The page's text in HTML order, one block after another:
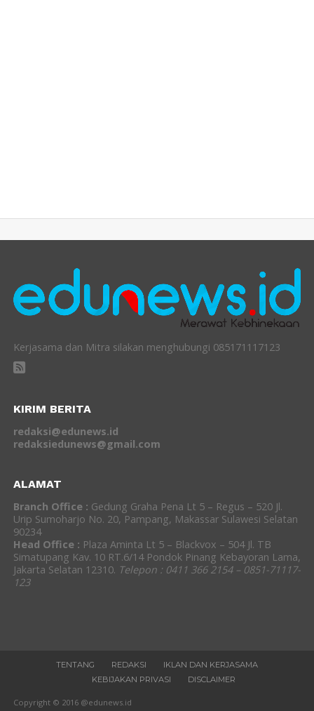
Kerjasama dan Mitra silakan menghubungi 085171117123
KIRIM BERITA
redaksi@edunews.id
redaksiedunews@gmail.com
ALAMAT
Branch Office : Gedung Graha Pena Lt 5 – Regus – 520 Jl.
Urip Sumoharjo No. 20, Pampang, Makassar Sulawesi Selatan
90234
Head Office : Plaza Aminta Lt 5 – Blackvox – 504 Jl. TB
Simatupang Kav. 10 RT.6/14 Pondok Pinang Kebayoran Lama,
Jakarta Selatan 12310. Telepon : 0411 366 2154 – 0851-71117-
123
TENTANG REDAKSI
IKLAN DAN KERJASAMA
KEBIJAKAN PRIVASI
DISCLAIMER
Copyright © 2016 @edunews.id